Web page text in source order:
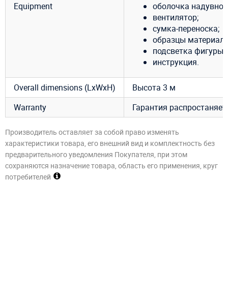
Equipment
оболочка
вентилятор;
сумка-переноска;
образцы
подсветка фигуры
инструкция.
Overall dimensions (LxWxH)
Высота 3 м
Warranty
Гарантия
Производитель оставляет за собой право изменять
характеристики товара, его внешний вид и комплектность без
предварительного уведомления Покупателя, при этом
сохраняются назначение товара, область его применения, круг
потребителей